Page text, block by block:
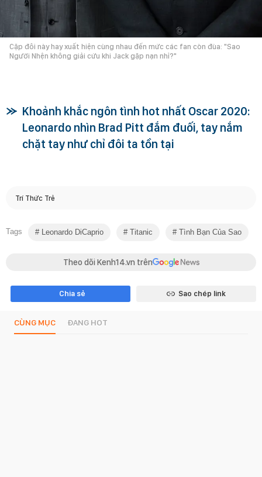
Cặp đôi này hay xuất hiện cùng nhau đến mức các fan còn đùa: "Sao
Người Nhện không giải cứu khi Jack gặp nạn nhỉ?"
Khoảnh khắc ngôn tình hot nhất Oscar 2020:
Leonardo nhìn Brad Pitt đắm đuối, tay nắm
chặt tay như chỉ đôi ta tồn tại
Trí Thức Trẻ
Tags Leonardo DiCaprio Titanic Tình Bạn Của Sao
Theo dõi Kenh14.vn trên
Chia sẻ Sao chép link
CÙNG MỤC ĐANG HOT